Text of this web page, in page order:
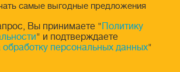
самые выгодные предложения
Вы принимаете "Политику
" и подтверждаете
персональных данных"